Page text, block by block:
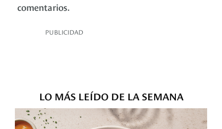
comentarios.
PUBLICIDAD
LO MÁS LEÍDO DE LA SEMANA